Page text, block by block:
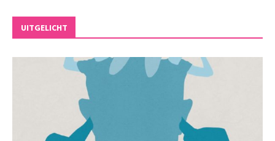
UITGELICHT